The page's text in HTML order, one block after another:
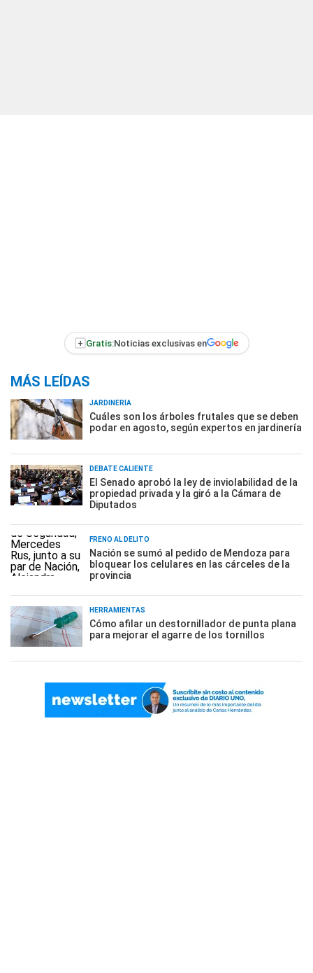
+ Gratis:Noticias exclusivas en
MÁS LEÍDAS
JARDINERÍA
Cuáles son los árboles frutales que se deben
podar en agosto, según expertos en jardinería
DEBATE CALIENTE
El Senado aprobó la ley de inviolabilidad de la
propiedad privada y la giró a la Cámara de
Diputados
FRENO AL DELITO
Nación se sumó al pedido de Mendoza para
bloquear los celulares en las cárceles de la
provincia
HERRAMIENTAS
Cómo afilar un destornillador de punta plana
para mejorar el agarre de los tornillos